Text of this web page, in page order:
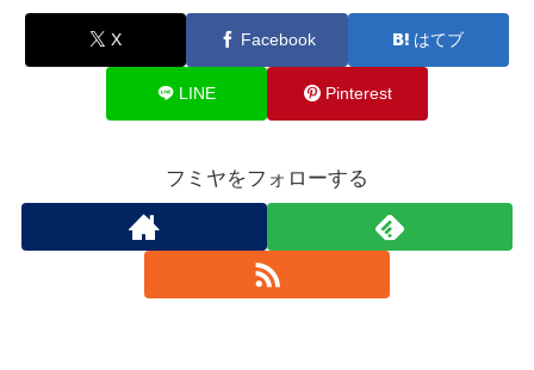
X Facebook はてブ
LINE Pinterest
フミヤをフォローする